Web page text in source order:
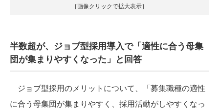
［画像クリックで拡大表示］
半数超が、ジョブ型採用導入で「適性に合う母集
団が集まりやすくなった」と回答
ジョブ型採用のメリットについて、「募集職種の適性
に合う母集団が集まりやすく、採用活動がしやすくなっ